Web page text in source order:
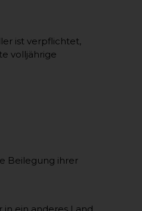
ist verpflichtet,
volljährige
Beilegung ihrer